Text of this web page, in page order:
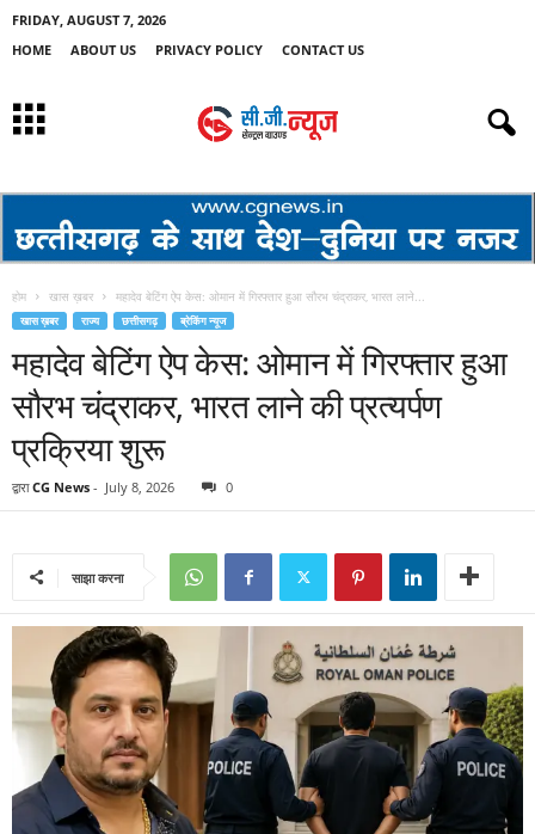
FRIDAY, AUGUST 7, 2026
HOME
ABOUT US PRIVACY POLICY CONTACT US
होम खास ख़बर महादेव बेटिंग ऐप केस: ओमान में गिरफ्तार हुआ सौरभ चंद्राकर, भारत लाने...
खास ख़बर राज्य छत्तीसगढ़ ब्रेकिंग न्यूज
महादेव बेटिंग ऐप केस: ओमान में गिरफ्तार हुआ
सौरभ चंद्राकर, भारत लाने की प्रत्यर्पण
प्रक्रिया शुरू
द्वारा CG News - July 8, 2026 0
साझा करना